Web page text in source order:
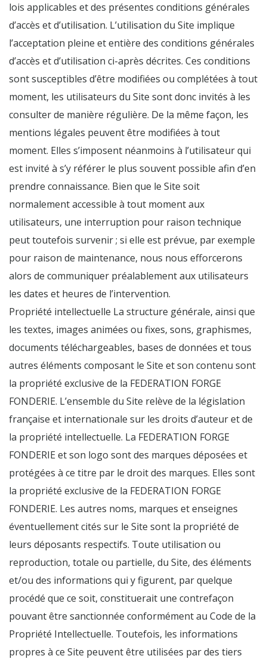
lois applicables et des présentes conditions générales
d’accès et d’utilisation. L’utilisation du Site implique
l’acceptation pleine et entière des conditions générales
d’accès et d’utilisation ci-après décrites. Ces conditions
sont susceptibles d’être modifiées ou complétées à tout
moment, les utilisateurs du Site sont donc invités à les
consulter de manière régulière. De la même façon, les
mentions légales peuvent être modifiées à tout
moment. Elles s’imposent néanmoins à l’utilisateur qui
est invité à s’y référer le plus souvent possible afin d’en
prendre connaissance. Bien que le Site soit
normalement accessible à tout moment aux
utilisateurs, une interruption pour raison technique
peut toutefois survenir ; si elle est prévue, par exemple
pour raison de maintenance, nous nous efforcerons
alors de communiquer préalablement aux utilisateurs
les dates et heures de l’intervention.
Propriété intellectuelle La structure générale, ainsi que
les textes, images animées ou fixes, sons, graphismes,
documents téléchargeables, bases de données et tous
autres éléments composant le Site et son contenu sont
la propriété exclusive de la FEDERATION FORGE
FONDERIE. L’ensemble du Site relève de la législation
française et internationale sur les droits d’auteur et de
la propriété intellectuelle. La FEDERATION FORGE
FONDERIE et son logo sont des marques déposées et
protégées à ce titre par le droit des marques. Elles sont
la propriété exclusive de la FEDERATION FORGE
FONDERIE. Les autres noms, marques et enseignes
éventuellement cités sur le Site sont la propriété de
leurs déposants respectifs. Toute utilisation ou
reproduction, totale ou partielle, du Site, des éléments
et/ou des informations qui y figurent, par quelque
procédé que ce soit, constituerait une contrefaçon
pouvant être sanctionnée conformément au Code de la
Propriété Intellectuelle. Toutefois, les informations
propres à ce Site peuvent être utilisées par des tiers